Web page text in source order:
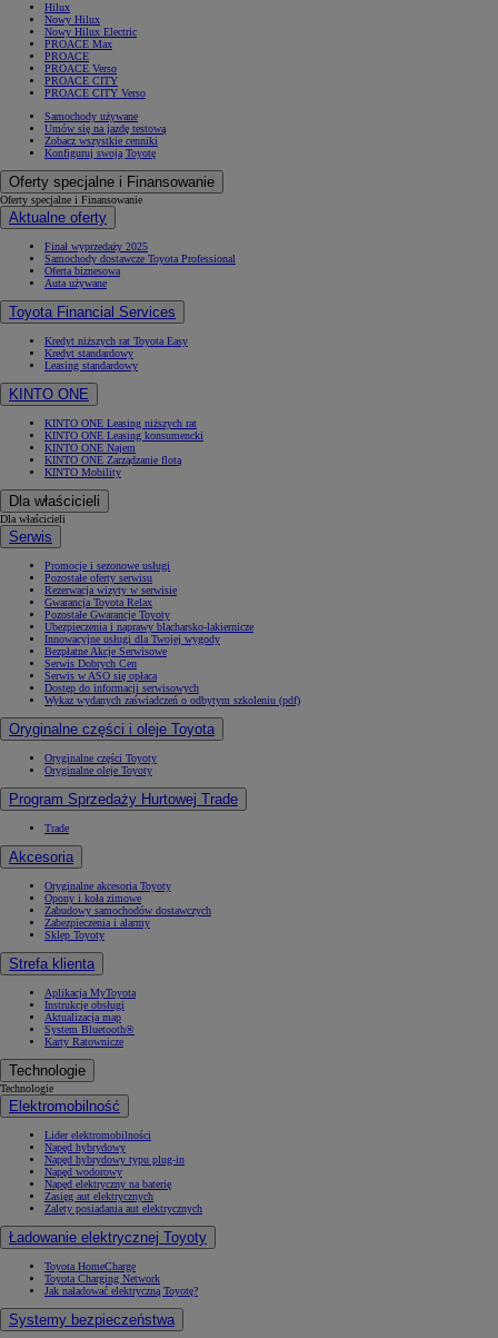
Hilux
Nowy Hilux
Nowy Hilux Electric
PROACE Max
PROACE
PROACE Verso
PROACE CITY
PROACE CITY Verso
Samochody używane
Umów się na jazdę testową
Zobacz wszystkie cenniki
Konfiguruj swoją Toyotę
Oferty specjalne i Finansowanie
Oferty specjalne i Finansowanie
Aktualne oferty
Finał wyprzedaży 2025
Samochody dostawcze Toyota Professional
Oferta biznesowa
Auta używane
Toyota Financial Services
Kredyt niższych rat Toyota Easy
Kredyt standardowy
Leasing standardowy
KINTO ONE
KINTO ONE Leasing niższych rat
KINTO ONE Leasing konsumencki
KINTO ONE Najem
KINTO ONE Zarządzanie flotą
KINTO Mobility
Dla właścicieli
Dla właścicieli
Serwis
Promocje i sezonowe usługi
Pozostałe oferty serwisu
Rezerwacja wizyty w serwisie
Gwarancja Toyota Relax
Pozostałe Gwarancje Toyoty
Ubezpieczenia i naprawy blacharsko-lakiernicze
Innowacyjne usługi dla Twojej wygody
Bezpłatne Akcje Serwisowe
Serwis Dobrych Cen
Serwis w ASO się opłaca
Dostęp do informacji serwisowych
Wykaz wydanych zaświadczeń o odbytym szkoleniu (pdf)
Oryginalne części i oleje Toyota
Oryginalne części Toyoty
Oryginalne oleje Toyoty
Program Sprzedaży Hurtowej Trade
Trade
Akcesoria
Oryginalne akcesoria Toyoty
Opony i koła zimowe
Zabudowy samochodów dostawczych
Zabezpieczenia i alarmy
Sklep Toyoty
Strefa klienta
Aplikacja MyToyota
Instrukcje obsługi
Aktualizacja map
System Bluetooth®
Karty Ratownicze
Technologie
Technologie
Elektromobilność
Lider elektromobilności
Napęd hybrydowy
Napęd hybrydowy typu plug-in
Napęd wodorowy
Napęd elektryczny na baterię
Zasięg aut elektrycznych
Zalety posiadania aut elektrycznych
Ładowanie elektrycznej Toyoty
Toyota HomeCharge
Toyota Charging Network
Jak naładować elektryczną Toyotę?
Systemy bezpieczeństwa